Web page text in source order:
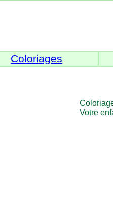
Coloriages
Votre